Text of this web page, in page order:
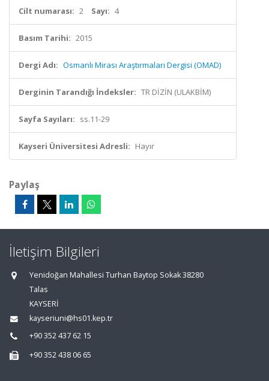
Cilt numarası: 2 Sayı: 4
Basım Tarihi: 2015
Dergi Adı: Osmanlı Mirası Araştırmaları Dergisi (OMAD)
Derginin Tarandığı İndeksler: TR DİZİN (ULAKBİM)
Sayfa Sayıları: ss.11-29
Kayseri Üniversitesi Adresli: Hayır
Paylaş
İletişim Bilgileri
Yenidoğan Mahallesi Turhan Baytop Sokak 38280
Talas
KAYSERİ
kayseriuni@hs01.kep.tr
+90 352 437 62 15
+90 352 438 06 65